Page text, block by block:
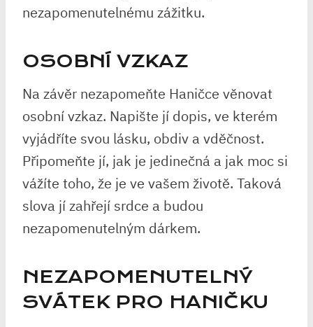
nezapomenutelnému zážitku.
OSOBNÍ VZKAZ
Na závěr nezapomeňte Haničce věnovat
osobní vzkaz. Napište jí dopis, ve kterém
vyjádříte svou lásku, obdiv a vděčnost.
Připomeňte jí, jak je jedinečná a jak moc si
vážíte toho, že je ve vašem životě. Taková
slova jí zahřejí srdce a budou
nezapomenutelným dárkem.
NEZAPOMENUTELNÝ
SVÁTEK PRO HANIČKU